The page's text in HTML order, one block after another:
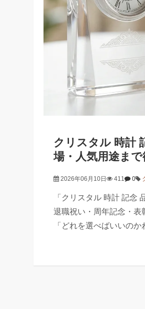
クリスタル 時計
場・人気用途ま
2026年06月10日 411 0
「クリスタル 時計 記念
退職祝い・周年記念・表
「どれを選べばいいの